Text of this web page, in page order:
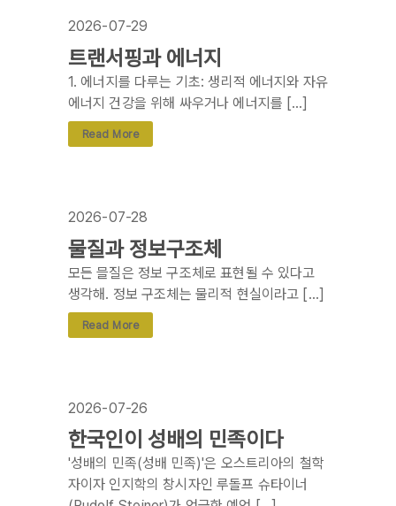
2026-07-29
트랜서핑과 에너지
1. 에너지를 다루는 기초: 생리적 에너지와 자유
에너지 건강을 위해 싸우거나 에너지를 […]
Read More
2026-07-28
물질과 정보구조체
모든 믈질은 정보 구조체로 표현될 수 있다고
생각해. 정보 구조체는 물리적 현실이라고 […]
Read More
2026-07-26
한국인이 성배의 민족이다
'성배의 민족(성배 민족)'은 오스트리아의 철학
자이자 인지학의 창시자인 루돌프 슈타이너